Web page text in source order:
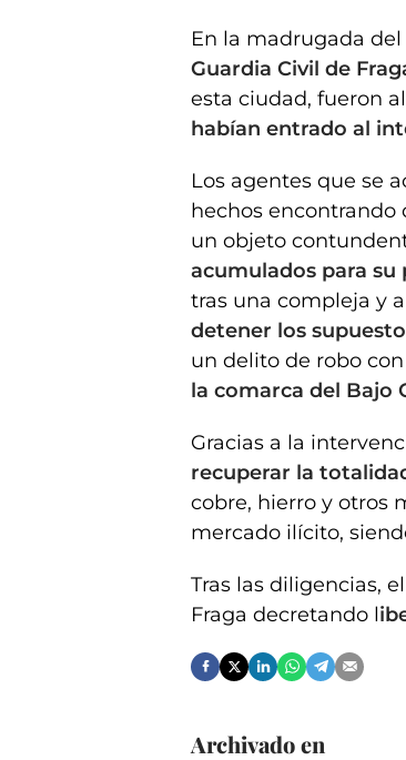
En la madrugada del
Guardia Civil de
esta ciudad, fueron
habían entrado al
Los agentes que se
hechos encontrando
un objeto
acumulados para
tras una compleja y
detener los
un delito de robo
la comarca del Bajo
Gracias a la
recuperar la
cobre, hierro y otros
mercado ilícito,
Tras las diligencias,
Fraga decretando l
Archivado en